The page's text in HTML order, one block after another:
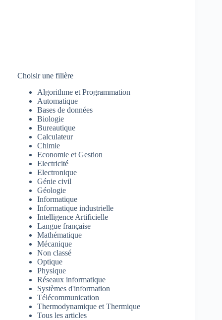
Choisir une filière
Algorithme et Programmation
Automatique
Bases de données
Biologie
Bureautique
Calculateur
Chimie
Economie et Gestion
Electricité
Electronique
Génie civil
Géologie
Informatique
Informatique industrielle
Intelligence Artificielle
Langue française
Mathématique
Mécanique
Non classé
Optique
Physique
Réseaux informatique
Systèmes d'information
Télécommunication
Thermodynamique et Thermique
Tous les articles